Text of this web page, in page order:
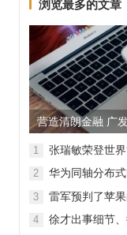
浏览最多的文章
营造清朗金融 广
理维权”
1 张瑞敏荣登世
2
华为同轴分布
背后的“车轮思
3 雷军预判了苹
4 徐才出事细节